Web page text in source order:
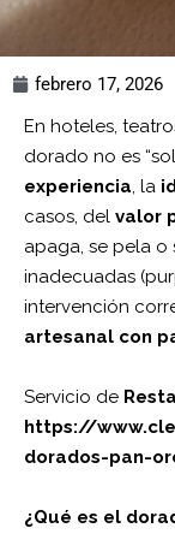
febrero 17, 2026
En hoteles,
dorado no es
experiencia, la
casos, del valor
apaga, se pela o
inadecuadas
intervención
artesanal con
Servicio de
https://
dorados-pan-
¿Qué es el